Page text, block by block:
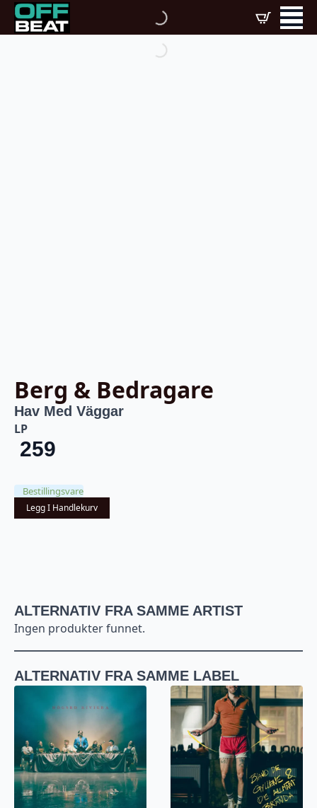
Berg & Bedragare
Hav Med Väggar
LP
259
Bestillingsvare
Legg I Handlekurv
ALTERNATIV FRA SAMME ARTIST
Ingen produkter funnet.
ALTERNATIV FRA SAMME LABEL